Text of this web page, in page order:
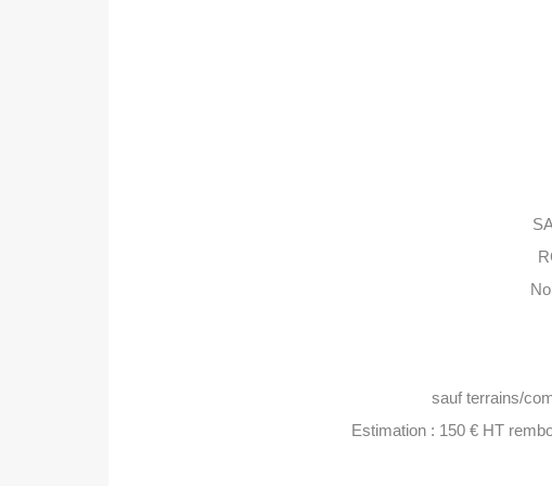
sauf terrains/
Estimation : 150 € HT